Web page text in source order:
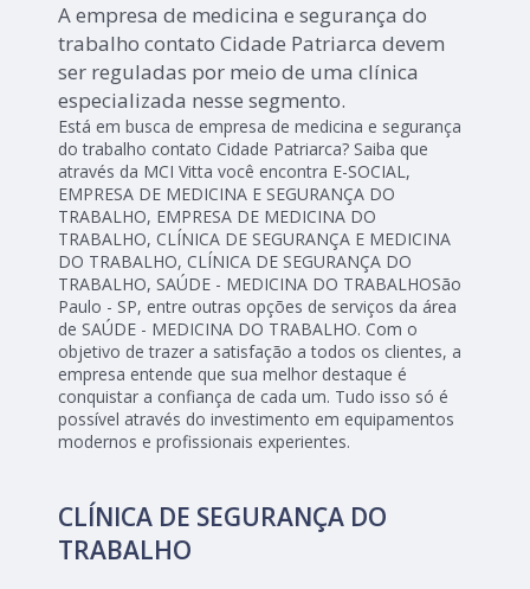
A empresa de medicina e segurança do
trabalho contato Cidade Patriarca devem
ser reguladas por meio de uma clínica
especializada nesse segmento.
Está em busca de empresa de medicina e segurança
do trabalho contato Cidade Patriarca? Saiba que
através da MCI Vitta você encontra E-SOCIAL,
EMPRESA DE MEDICINA E SEGURANÇA DO
TRABALHO, EMPRESA DE MEDICINA DO
TRABALHO, CLÍNICA DE SEGURANÇA E MEDICINA
DO TRABALHO, CLÍNICA DE SEGURANÇA DO
TRABALHO, SAÚDE - MEDICINA DO TRABALHOSão
Paulo - SP, entre outras opções de serviços da área
de SAÚDE - MEDICINA DO TRABALHO. Com o
objetivo de trazer a satisfação a todos os clientes, a
empresa entende que sua melhor destaque é
conquistar a confiança de cada um. Tudo isso só é
possível através do investimento em equipamentos
modernos e profissionais experientes.
CLÍNICA DE SEGURANÇA DO
TRABALHO